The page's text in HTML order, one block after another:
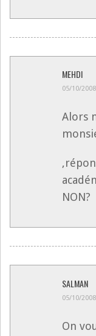
MEHDI
05/10/
Alors
NON?
SALMAN
05/10/
On